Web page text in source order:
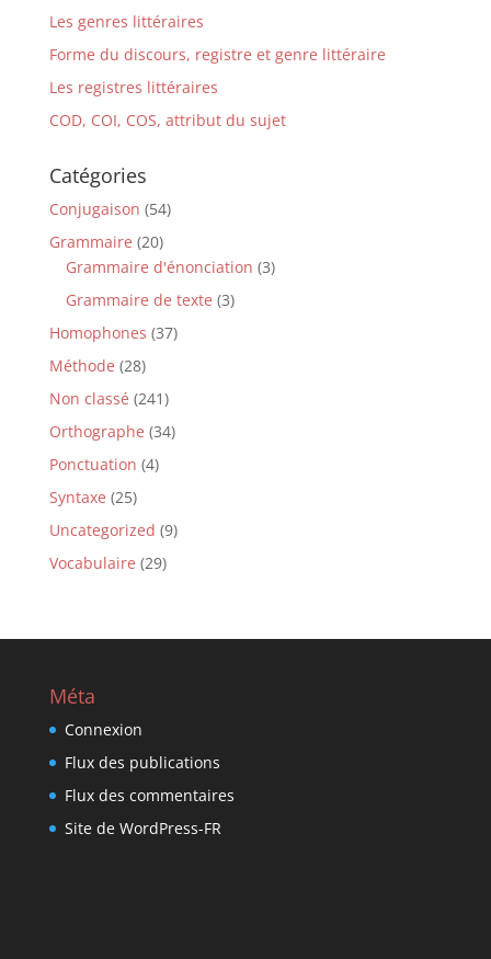
Les genres littéraires
Forme du discours, registre et genre littéraire
Les registres littéraires
COD, COI, COS, attribut du sujet
Catégories
Conjugaison (54)
Grammaire (20)
Grammaire d'énonciation (3)
Grammaire de texte (3)
Homophones (37)
Méthode (28)
Non classé (241)
Orthographe (34)
Ponctuation (4)
Syntaxe (25)
Uncategorized (9)
Vocabulaire (29)
Méta
Connexion
Flux des publications
Flux des commentaires
Site de WordPress-FR